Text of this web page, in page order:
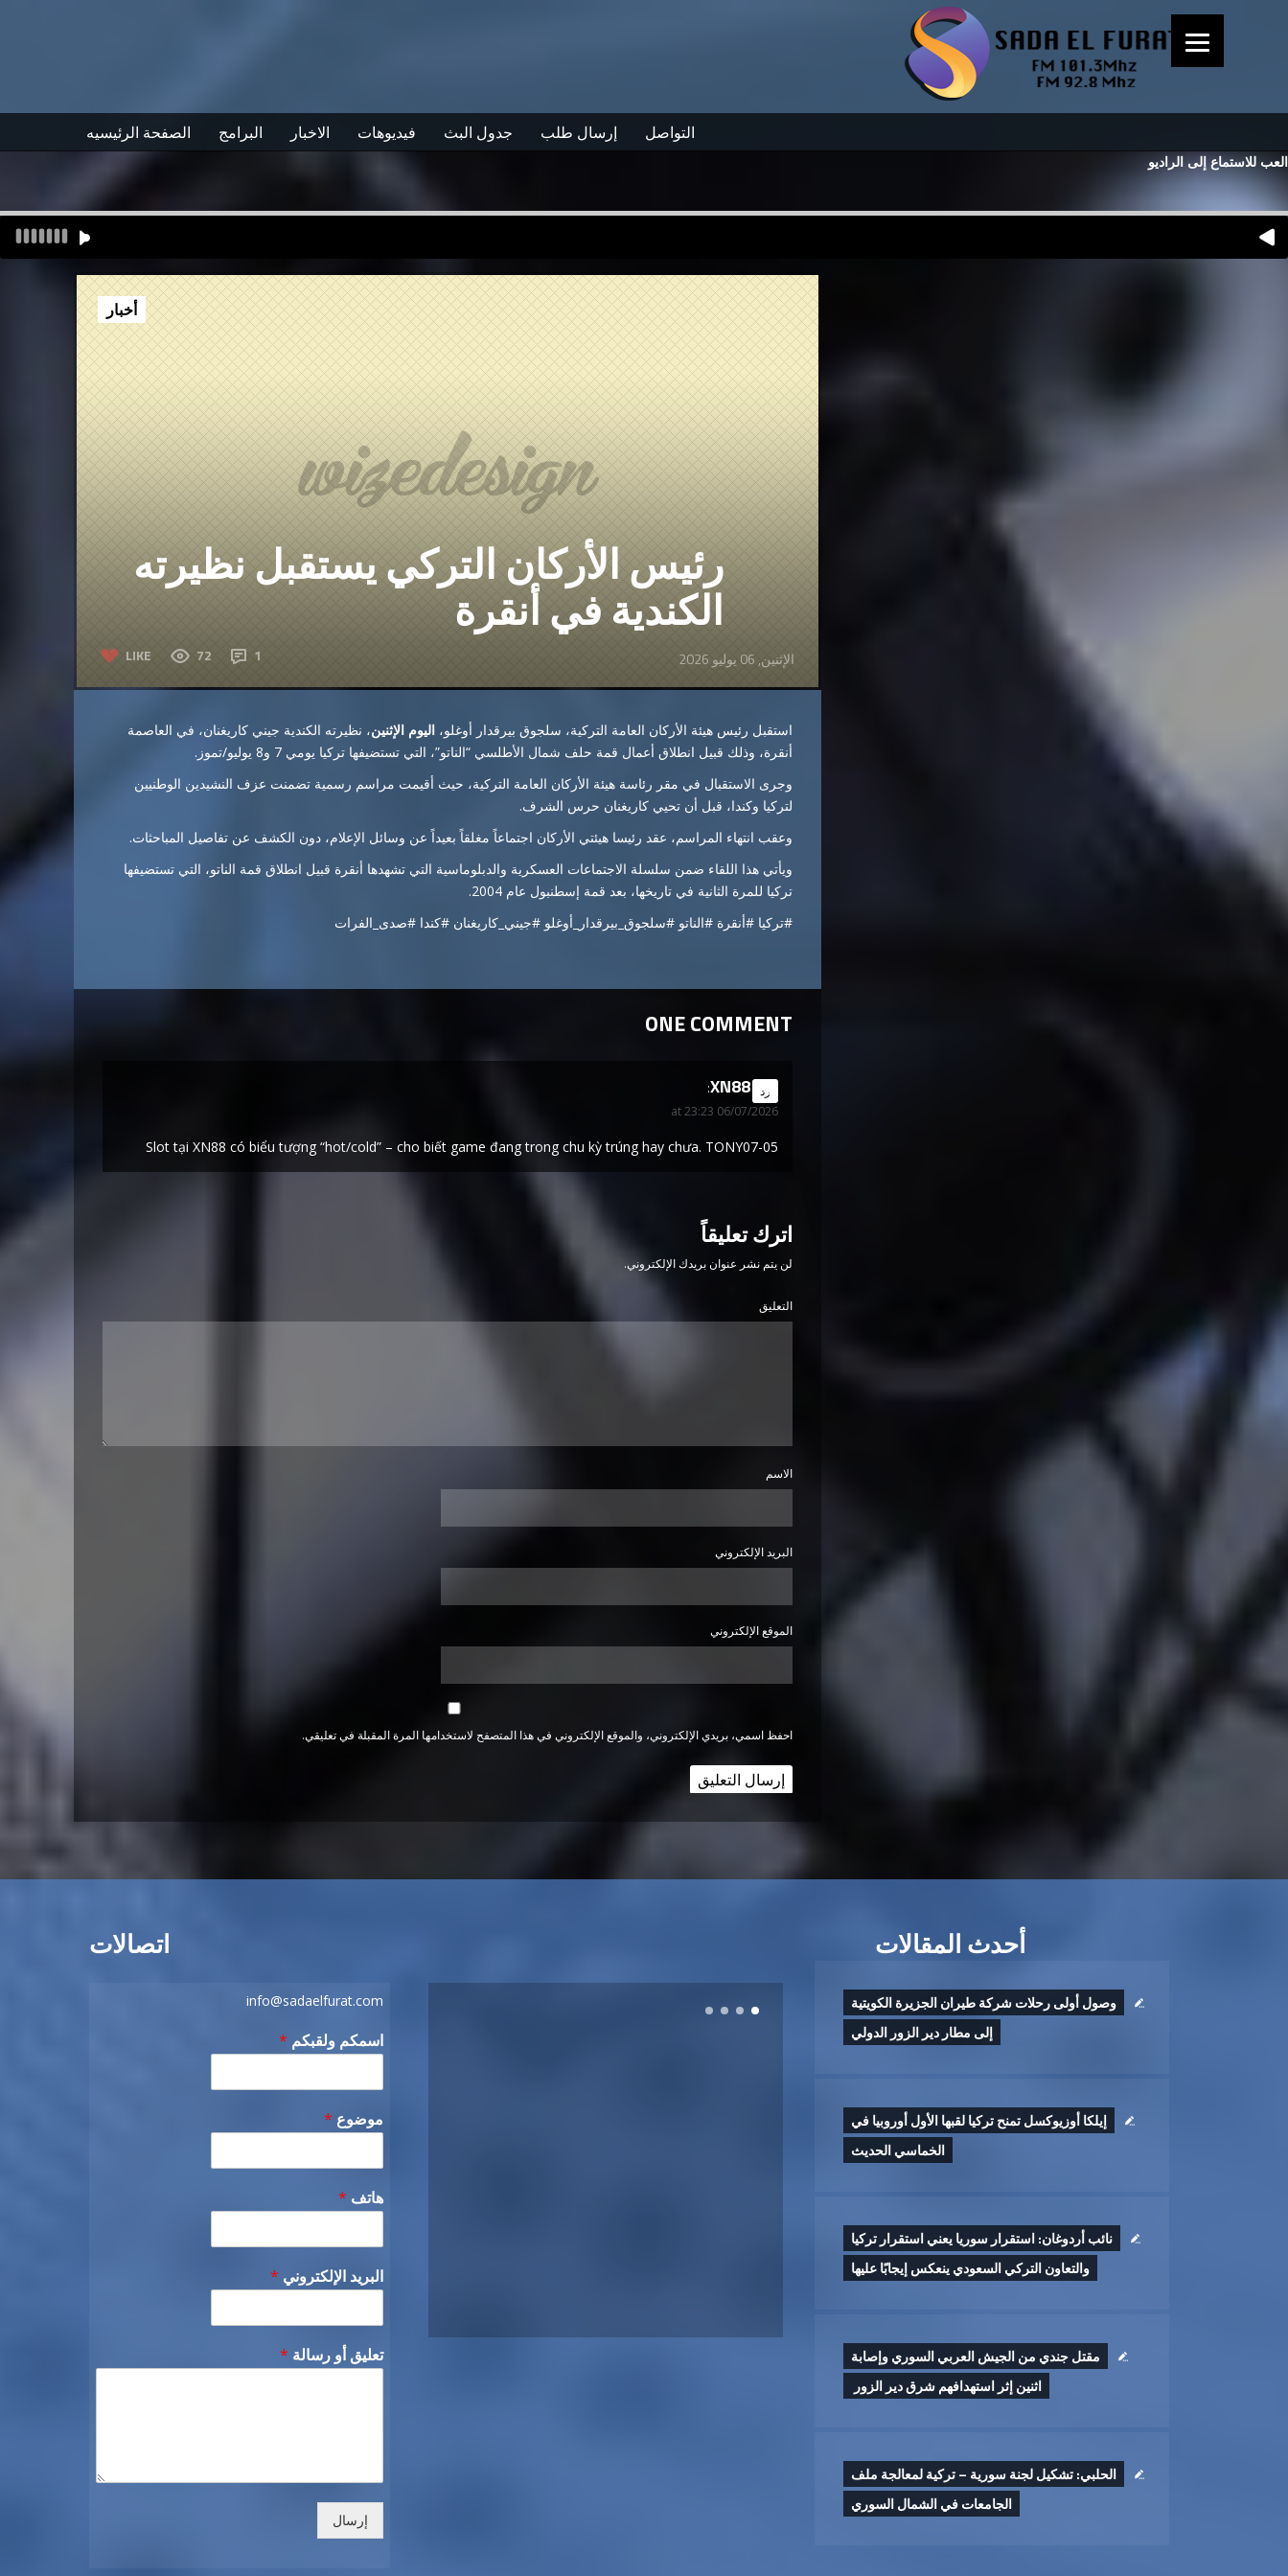
الصفحة الرئيسيه البرامج الاخبار فيديوهات جدول البث إرسال طلب التواصل
العب للاستماع إلى الراديو
رئيس الأركان التركي يستقبل نظيرته
الكندية في أنقرة
LIKE 72 1 الإثنين, 06 يوليو 2026
أخبار
استقبل رئيس هيئة الأركان العامة التركية، سلجوق بيرقدار أوغلو، اليوم الإثنين، نظيرته الكندية جيني كاريغنان، في العاصمة
أنقرة، وذلك قبيل انطلاق أعمال قمة حلف شمال الأطلسي “الناتو”، التي تستضيفها تركيا يومي 7 و8 يوليو/تموز.
وجرى الاستقبال في مقر رئاسة هيئة الأركان العامة التركية، حيث أقيمت مراسم رسمية تضمنت عزف النشيدين الوطنيين
لتركيا وكندا، قبل أن تحيي كاريغنان حرس الشرف.
وعقب انتهاء المراسم، عقد رئيسا هيئتي الأركان اجتماعاً مغلقاً بعيداً عن وسائل الإعلام، دون الكشف عن تفاصيل المباحثات.
ويأتي هذا اللقاء ضمن سلسلة الاجتماعات العسكرية والدبلوماسية التي تشهدها أنقرة قبيل انطلاق قمة الناتو، التي تستضيفها
تركيا للمرة الثانية في تاريخها، بعد قمة إسطنبول عام 2004.
#تركيا #أنقرة #الناتو #سلجوق_بيرقدار_أوغلو #جيني_كاريغنان #كندا #صدى_الفرات
ONE COMMENT
XN88
says:
06/07/2026 at 23:23
رد
Slot tại XN88 có biểu tượng “hot/cold” – cho biết game đang trong chu kỳ trúng hay chưa. TONY07-05
اترك تعليقاً
لن يتم نشر عنوان بريدك الإلكتروني.
التعليق
الاسم
البريد الإلكتروني
الموقع الإلكتروني
احفظ اسمي، بريدي الإلكتروني، والموقع الإلكتروني في هذا المتصفح لاستخدامها المرة المقبلة في تعليقي.
اتصالات
info@sadaelfurat.com
اسمكم ولقبكم *
موضوع *
هاتف *
البريد الإلكتروني *
تعليق أو رسالة *
إرسال
أحدث المقالات
وصول أولى رحلات شركة طيران الجزيرة الكويتية
إلى مطار دير الزور الدولي
إيلكا أوزيوكسل تمنح تركيا لقبها الأول أوروبيا في
الخماسي الحديث
نائب أردوغان: استقرار سوريا يعني استقرار تركيا
والتعاون التركي السعودي ينعكس إيجابًا عليها
مقتل جندي من الجيش العربي السوري وإصابة
اثنين إثر ‏استهدافهم شرق دير الزور ‏
الحلبي: تشكيل لجنة سورية – تركية لمعالجة ملف
الجامعات في الشمال السوري